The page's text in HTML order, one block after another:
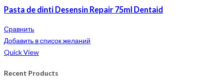
Pasta de dinti Desensin Repair 75ml Dentaid
Сравнить
Добавить в список желаний
Quick View
Recent Products